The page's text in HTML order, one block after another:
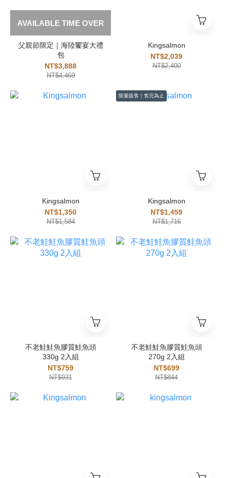
AVAILABLE TIME OVER
父親節限定｜海陸饗宴大禮
包
NT$3,888
NT$4,469
Kingsalmon
NT$2,039
NT$2,400
Kingsalmon
NT$1,350
NT$1,584
限量販售｜售完為止
Kingsalmon
NT$1,459
NT$1,716
不老鮭鮭魚膠質鮭魚頭
330g 2入組
NT$759
NT$931
不老鮭鮭魚膠質鮭魚頭
270g 2入組
NT$699
NT$844